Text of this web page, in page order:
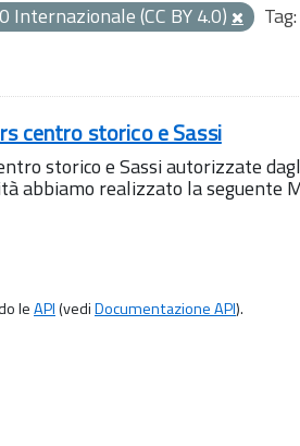
(CC BY 4.0)
Tag:
centro storico e Sassi
storico e Sassi autorizzate
abbiamo realizzato la seguente
leAPI(vediDocumentazione API).